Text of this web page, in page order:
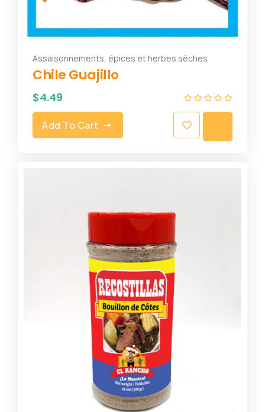
Assaisonnements, épices et herbes sèches
Chile Guajillo
$4.49
Add To Cart